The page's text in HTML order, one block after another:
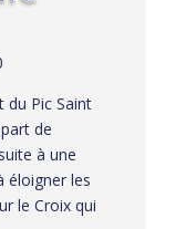
du Pic Saint
de
à une
éloigner les
le Croix qui